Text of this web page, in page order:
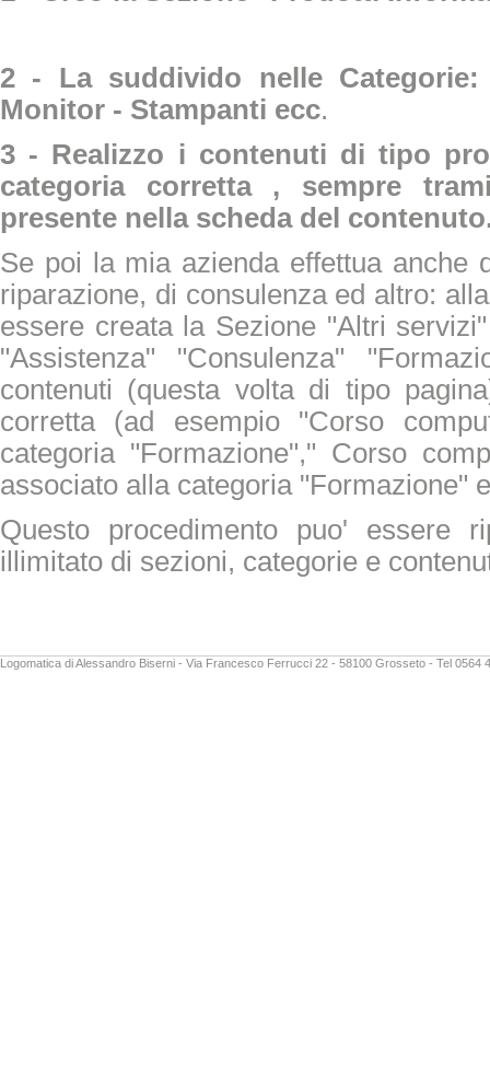
2 - La suddivido nelle
Monitor - Stampanti ecc.
3 - Realizzo i contenuti di tipo
categoria corretta , sempre
presente nella scheda del
Se poi la mia azienda effettua anche
riparazione, di consulenza ed altro:
essere creata la Sezione "Altri
"Assistenza" "Consulenza"
contenuti (questa volta di tipo
corretta (ad esempio "Corso
categoria "Formazione"," Corso
associato alla categoria "Formazione"
Questo procedimento puo' essere
illimitato di sezioni, categorie e
Logomatica di Alessandro Biserni - Via Francesco Ferrucci 22 - 58100 Grosseto - Tel 0564